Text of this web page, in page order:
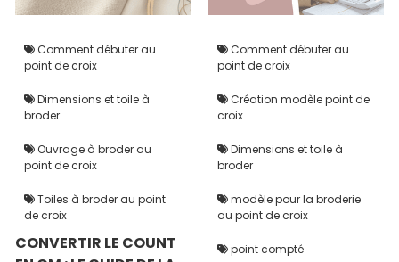
CONVERTIR LE COUNT
Comment débuter au
point de croix
Dimensions et toile à
broder
Ouvrage à broder au
point de croix
Toiles à broder au point
de croix
Comment débuter au
point de croix
Création modèle point de
croix
Dimensions et toile à
broder
modèle pour la broderie
au point de croix
point compté